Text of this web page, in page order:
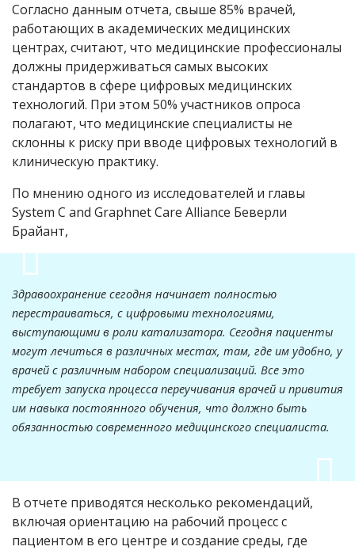
Согласно данным отчета, свыше 85% врачей,
работающих в академических медицинских
центрах, считают, что медицинские профессионалы
должны придерживаться самых высоких
стандартов в сфере цифровых медицинских
технологий. При этом 50% участников опроса
полагают, что медицинские специалисты не
склонны к риску при вводе цифровых технологий в
клиническую практику.
По мнению одного из исследователей и главы
System С and Graphnet Care Alliance Беверли
Брайант,
Здравоохранение сегодня начинает полностью
перестраиваться, с цифровыми технологиями,
выступающими в роли катализатора. Сегодня пациенты
могут лечиться в различных местах, там, где им удобно, у
врачей с различным набором специализаций. Все это
требует запуска процесса переучивания врачей и привития
им навыка постоянного обучения, что должно быть
обязанностью современного медицинского специалиста.
В отчете приводятся несколько рекомендаций,
включая ориентацию на рабочий процесс с
пациентом в его центре и создание среды, где